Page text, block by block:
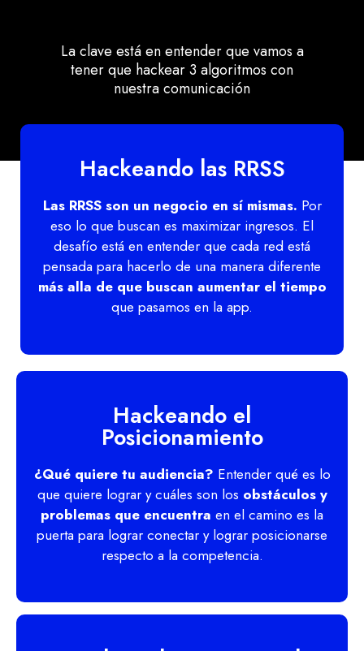
La clave está en entender que vamos a
tener que hackear 3 algoritmos con
nuestra comunicación
Hackeando las RRSS
Las RRSS son un negocio en sí mismas. Por
eso lo que buscan es maximizar ingresos. El
desafío está en entender que cada red está
pensada para hacerlo de una manera diferente
más alla de que buscan aumentar el tiempo
que pasamos en la app.
Hackeando el
Posicionamiento
¿Qué quiere tu audiencia? Entender qué es lo
que quiere lograr y cuáles son los obstáculos y
problemas que encuentra en el camino es la
puerta para lograr conectar y lograr posicionarse
respecto a la competencia.